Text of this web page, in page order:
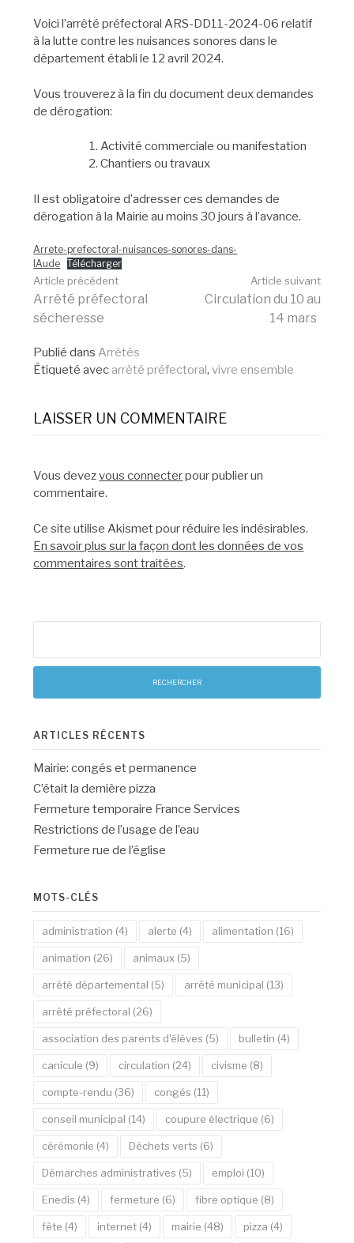
Voici l’arrêté préfectoral ARS-DD11-2024-06 relatif
à la lutte contre les nuisances sonores dans le
département établi le 12 avril 2024.
Vous trouverez à la fin du document deux demandes
de dérogation:
Activité commerciale ou manifestation
Chantiers ou travaux
Il est obligatoire d’adresser ces demandes de
dérogation à la Mairie au moins 30 jours à l’avance.
Arrete-prefectoral-nuisances-sonores-dans-
lAude
Télécharger
Lire
la
Article précédent
Arrêté préfectoral
sécheresse
Article suivant
Circulation du 10 au
14 mars
Publié dans Arrêtés
Étiqueté avec arrêté préfectoral,vivre ensemble
LAISSER UN COMMENTAIRE
Vous devezvous connecterpour publier un
commentaire.
Ce site utilise Akismet pour réduire les indésirables.
En savoir plus sur la façon dont les données de vos
commentaires sont traitées.
ARTICLES RÉCENTS
Mairie: congés et permanence
C’était la dernière pizza
Fermeture temporaire France Services
Restrictions de l’usage de l’eau
Fermeture rue de l’église
MOTS-CLÉS
administration (4) alerte (4) alimentation (16)
animation (26) animaux (5)
arrêté départemental (5) arrêté municipal (13)
arrêté préfectoral (26)
association des parents d'élèves (5) bulletin (4)
canicule (9) circulation (24) civisme (8)
compte-rendu (36) congés (11)
conseil municipal (14) coupure électrique (6)
cérémonie (4) Déchets verts (6)
Démarches administratives (5) emploi (10)
Enedis (4) fermeture (6) fibre optique (8)
fête (4) internet (4) mairie (48) pizza (4)